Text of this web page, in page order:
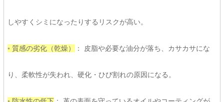
しやすくシミになったりするリスクが高い。
◦ 質感の劣化（乾燥） ： 皮脂や必要な油分が落ち、カサカサにな
り、柔軟性が失われ、硬化・ひび割れの原因になる。